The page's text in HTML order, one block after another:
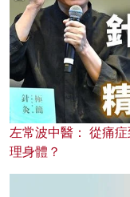
左常波中醫： 從痛
理身體？